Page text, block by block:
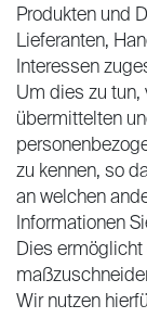
Produkten und
Lieferanten,
Interessen
Um dies zu tun,
übermittelten
zu kennen, so
an welchen
Informationen
Dies
Wir nutzen